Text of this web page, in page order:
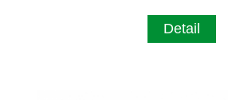
Detail